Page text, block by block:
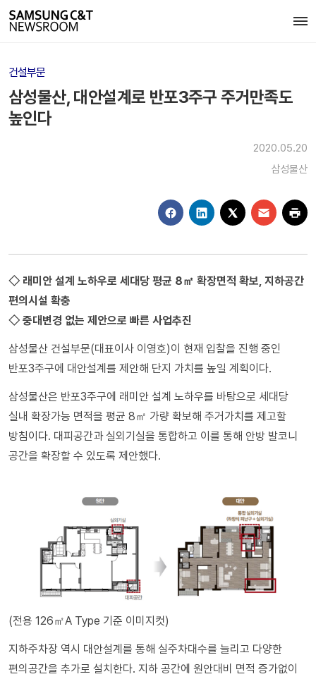
건설부문
삼성물산, 대안설계로 반포3주구 주거만족도
높인다
2020.05.20
삼성물산
◇ 래미안 설계 노하우로 세대당 평균 8㎡ 확장면적 확보, 지하공간
편의시설 확충
◇ 중대변경 없는 제안으로 빠른 사업추진
삼성물산 건설부문(대표이사 이영호)이 현재 입찰을 진행 중인
반포3주구에 대안설계를 제안해 단지 가치를 높일 계획이다.
삼성물산은 반포3주구에 래미안 설계 노하우를 바탕으로 세대당
실내 확장가능 면적을 평균 8㎡ 가량 확보해 주거가치를 제고할
방침이다. 대피공간과 실외기실을 통합하고 이를 통해 안방 발코니
공간을 확장할 수 있도록 제안했다.
(전용 126㎡A Type 기준 이미지컷)
지하주차장 역시 대안설계를 통해 실주차대수를 늘리고 다양한
편의공간을 추가로 설치한다. 지하 공간에 원안대비 면적 증가없이